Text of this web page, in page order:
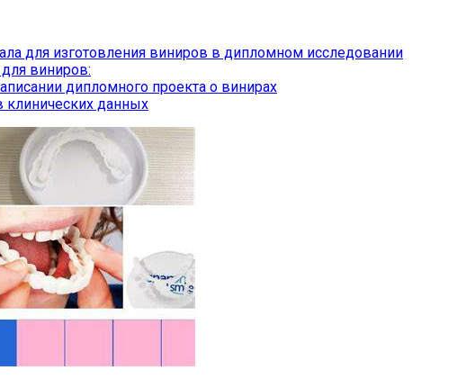
для изготовления виниров в дипломном исследовании
виниров:
дипломного проекта о винирах
данных